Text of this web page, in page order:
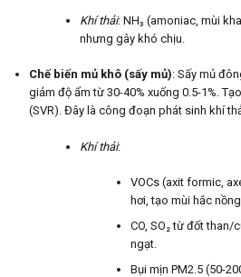
Khí thải: NH₃ (amoniac, mùi
nhưng gây khó chịu.
Chế biến mủ khô (sấy mủ): Sấy mủ
giảm độ ẩm từ 30-40% xuống 0.5-1%.
(SVR). Đây là công đoạn phát sinh khí
Khí thải:
VOCs (axit formic,
hơi, tạo mùi hắc
CO, SO₂ từ đốt
ngạt.
Bụi mịn PM2.5 (50-